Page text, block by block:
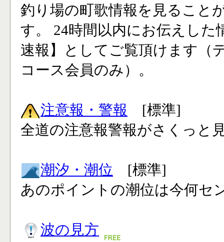
釣り場の町歌情報を見ること
す。 24時間以内にお伝えした
速報】としてご覧頂けます（
コース会員のみ）。
注意報・警報 [標準]
全道の注意報警報がさくっと
潮汐・潮位 [標準]
あのポイントの潮位は今何セ
波の見方